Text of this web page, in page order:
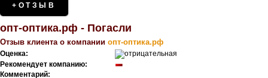
+ОТЗЫВ
опт-оптика.рф - Погасли
Отзыв клиента о компании опт-оптика.рф
Оценка:
Рекомендует компанию:
Комментарий: